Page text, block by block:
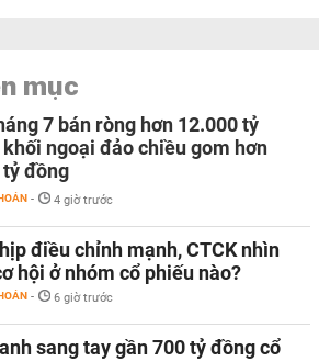
mục
7 bán ròng hơn 12.000 tỷ
ngoại đảo chiều gom hơn
đồng
- 4 giờ trước
điều chỉnh mạnh, CTCK nhìn
hội ở nhóm cổ phiếu nào?
- 6 giờ trước
sang tay gần 700 tỷ đồng cổ